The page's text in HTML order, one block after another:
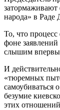
затормаживают
народа» в Раде
То, что
фоне
слышим
И
«тюремных
самоубиваться
безумие
этих